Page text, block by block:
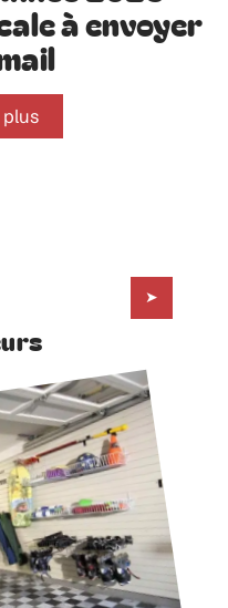
à envoyer
plus